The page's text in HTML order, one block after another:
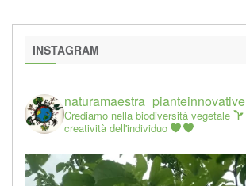
INSTAGRAM
naturamaestra_pianteinnovative
Crediamo nella biodiversità vegetale
creatività dell'individuo